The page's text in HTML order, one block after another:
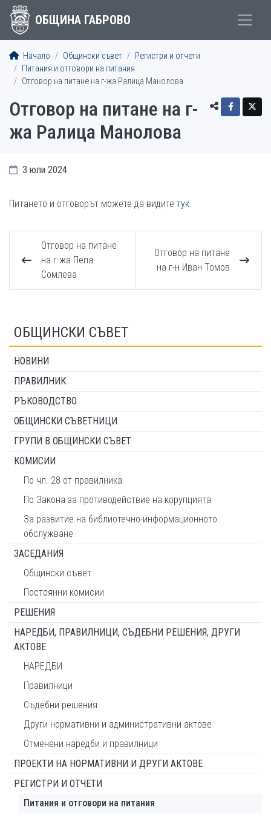
ОБЩИНА ГАБРОВО
Начало Общински съвет
Регистри и отчети
Питания и отговори на питания
Отговор на питане на г-жа Ралица Манолова
Отговор на питане на г-
жа Ралица Манолова
3 юли 2024
Питането и отговорът можете да видите тук.
Отговор на питане
на г-жа Пепа
Сомлева
Отговор на питане
на г-н Иван Томов
ОБЩИНСКИ СЪВЕТ
НОВИНИ
ПРАВИЛНИК
РЪКОВОДСТВО
ОБЩИНСКИ СЪВЕТНИЦИ
ГРУПИ В ОБЩИНСКИ СЪВЕТ
КОМИСИИ
По чл. 28 от правилника
По Закона за противодействие на корупцията
За развитие на библиотечно-информационното
обслужване
ЗАСЕДАНИЯ
Общински съвет
Постоянни комисии
РЕШЕНИЯ
НАРЕДБИ, ПРАВИЛНИЦИ, СЪДЕБНИ РЕШЕНИЯ, ДРУГИ
АКТОВЕ
НАРЕДБИ
Правилници
Съдебни решения
Други нормативни и административни актове
Отменени наредби и правилници
ПРОЕКТИ НА НОРМАТИВНИ И ДРУГИ АКТОВЕ
РЕГИСТРИ И ОТЧЕТИ
Питания и отговори на питания